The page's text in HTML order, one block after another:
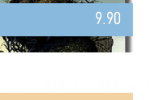
9.90